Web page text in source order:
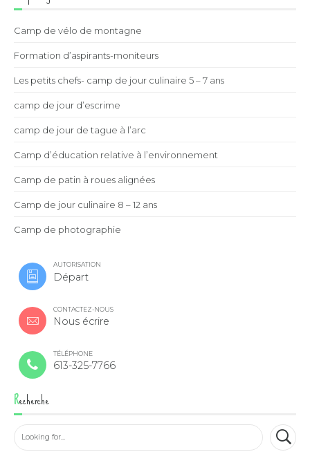
Camp de vélo de montagne
Formation d’aspirants-moniteurs
Les petits chefs- camp de jour culinaire 5 – 7 ans
camp de jour d’escrime
camp de jour de tague à l’arc
Camp d’éducation relative à l’environnement
Camp de patin à roues alignées
Camp de jour culinaire 8 – 12 ans
Camp de photographie
AUTORISATION
Départ
CONTACTEZ-NOUS
Nous écrire
TÉLÉPHONE
613-325-7766
Recherche